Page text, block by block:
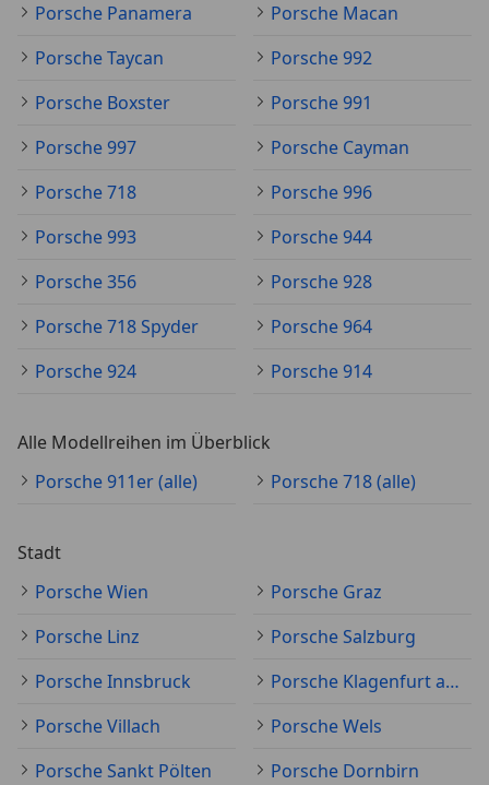
Porsche Panamera
Porsche Macan
Porsche Taycan
Porsche 992
Porsche Boxster
Porsche 991
Porsche 997
Porsche Cayman
Porsche 718
Porsche 996
Porsche 993
Porsche 944
Porsche 356
Porsche 928
Porsche 718 Spyder
Porsche 964
Porsche 924
Porsche 914
Alle Modellreihen im Überblick
Porsche 911er (alle)
Porsche 718 (alle)
Stadt
Porsche Wien
Porsche Graz
Porsche Linz
Porsche Salzburg
Porsche Innsbruck
Porsche Klagenfurt am Wörthersee
Porsche Villach
Porsche Wels
Porsche Sankt Pölten
Porsche Dornbirn